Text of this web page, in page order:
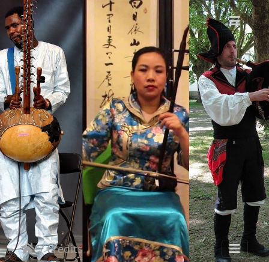
/ Crédits